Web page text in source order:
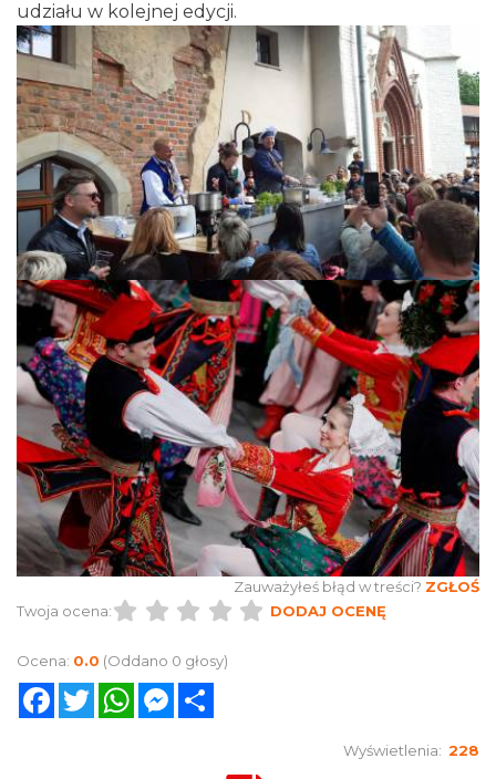
udziału w kolejnej edycji.
Zauważyłeś błąd w treści? ZGŁOŚ
Twoja ocena:
DODAJ OCENĘ
Ocena: 0.0 (Oddano 0 głosy)
FacebookTwitterWhatsAppMessenger
Wyświetlenia: 228